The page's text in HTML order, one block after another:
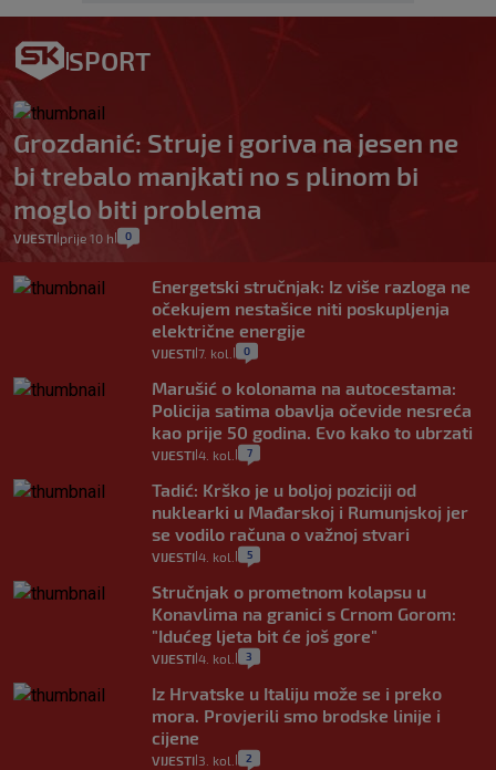
SPORT
Grozdanić: Struje i goriva na jesen ne
bi trebalo manjkati no s plinom bi
moglo biti problema
VIJESTI| prije 10 h 0
Energetski stručnjak: Iz više razloga ne
očekujem nestašice niti poskupljenja
električne energije
VIJESTI 7. kol. 0
Marušić o kolonama na autocestama:
Policija satima obavlja očevide nesreća
kao prije 50 godina. Evo kako to ubrzati
VIJESTI 4. kol. 7
Tadić: Krško je u boljoj poziciji od
nuklearki u Mađarskoj i Rumunjskoj jer
se vodilo računa o važnoj stvari
VIJESTI 4. kol. 5
Stručnjak o prometnom kolapsu u
Konavlima na granici s Crnom Gorom:
"Idućeg ljeta bit će još gore"
VIJESTI 4. kol. 3
Iz Hrvatske u Italiju može se i preko
mora. Provjerili smo brodske linije i
cijene
VIJESTI 3. kol. 2